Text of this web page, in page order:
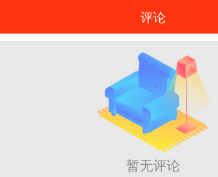
评论
暂无评论